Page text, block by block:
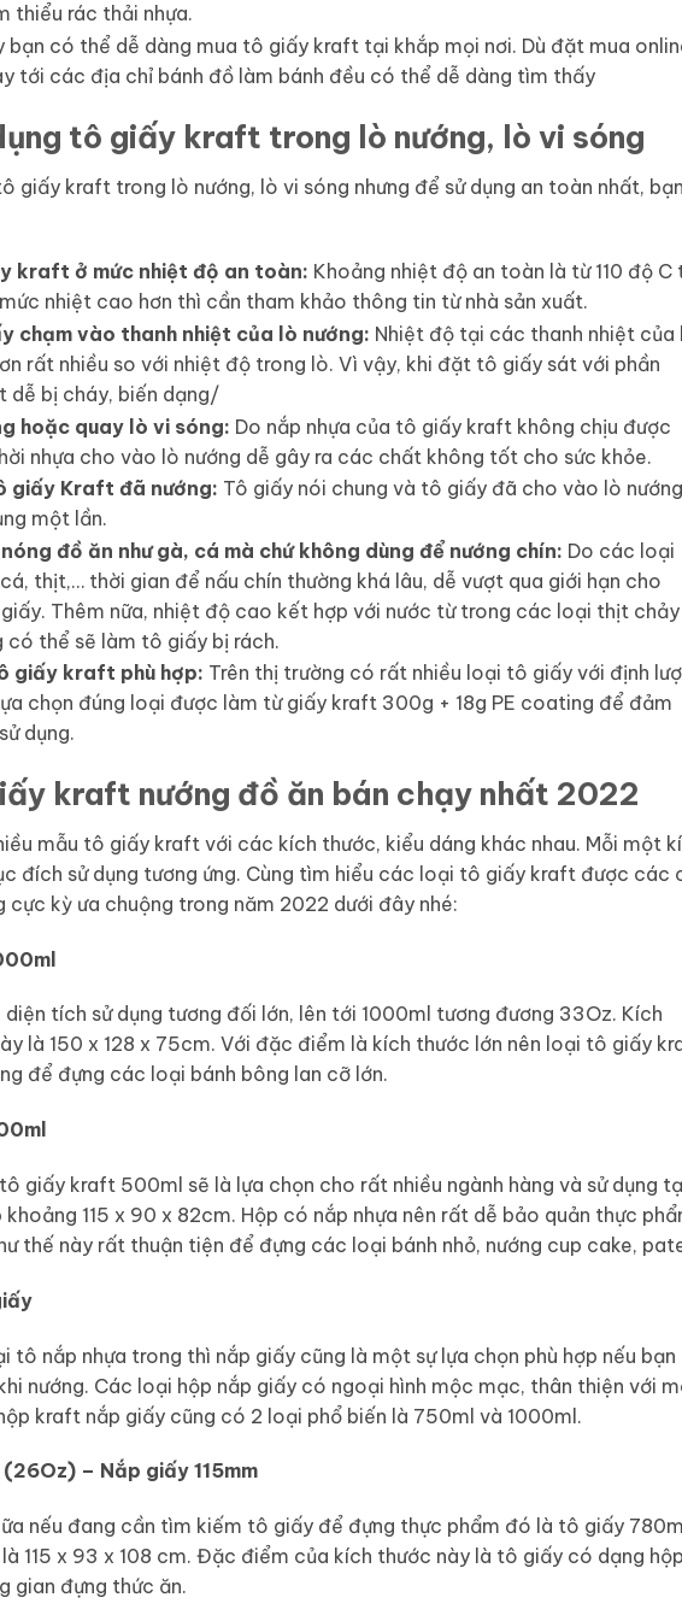
thiểu rác thải nhựa.
bạn có thể dễ dàng mua tô giấy kraft tại khắp mọi nơi. Dù đặt mua
tới các địa chỉ bánh đồ làm bánh đều có thể dễ dàng tìm thấy
tô giấy kraft trong lò nướng, lò vi sóng
giấy kraft trong lò nướng, lò vi sóng nhưng để sử dụng an toàn nhất, bạn
kraft ở mức nhiệt độ an toàn: Khoảng nhiệt độ an toàn là từ 110 độ C
nhiệt cao hơn thì cần tham khảo thông tin từ nhà sản xuất.
chạm vào thanh nhiệt của lò nướng: Nhiệt độ tại các thanh nhiệt của
rất nhiều so với nhiệt độ trong lò. Vì vậy, khi đặt tô giấy sát với phần
dễ bị cháy, biến dạng/
hoặc quay lò vi sóng: Do nắp nhựa của tô giấy kraft không chịu được
nhựa cho vào lò nướng dễ gây ra các chất không tốt cho sức khỏe.
giấy Kraft đã nướng: Tô giấy nói chung và tô giấy đã cho vào lò nướng
một lần.
đồ ăn như gà, cá mà chứ không dùng để nướng chín: Do các loại
thịt,… thời gian để nấu chín thường khá lâu, dễ vượt qua giới hạn cho
Thêm nữa, nhiệt độ cao kết hợp với nước từ trong các loại thịt chảy
có thể sẽ làm tô giấy bị rách.
giấy kraft phù hợp: Trên thị trường có rất nhiều loại tô giấy với định
chọn đúng loại được làm từ giấy kraft 300g + 18g PE coating để đảm
dụng.
kraft nướng đồ ăn bán chạy nhất 2022
mẫu tô giấy kraft với các kích thước, kiểu dáng khác nhau. Mỗi một
đích sử dụng tương ứng. Cùng tìm hiểu các loại tô giấy kraft được các
cực kỳ ưa chuộng trong năm 2022 dưới đây nhé:
tích sử dụng tương đối lớn, lên tới 1000ml tương đương 33Oz. Kích
là 150 x 128 x 75cm. Với đặc điểm là kích thước lớn nên loại tô giấy
để đựng các loại bánh bông lan cỡ lớn.
giấy kraft 500ml sẽ là lựa chọn cho rất nhiều ngành hàng và sử dụng
115 x 90 x 82cm. Hộp có nắp nhựa nên rất dễ bảo quản thực
thế này rất thuận tiện để đựng các loại bánh nhỏ, nướng cup cake,
tô nắp nhựa trong thì nắp giấy cũng là một sự lựa chọn phù hợp nếu bạn
nướng. Các loại hộp nắp giấy có ngoại hình mộc mạc, thân thiện với
kraft nắp giấy cũng có 2 loại phổ biến là 750ml và 1000ml.
– Nắp giấy 115mm
nếu đang cần tìm kiếm tô giấy để đựng thực phẩm đó là tô giấy
115 x 93 x 108 cm. Đặc điểm của kích thước này là tô giấy có dạng hộp
gian đựng thức ăn.